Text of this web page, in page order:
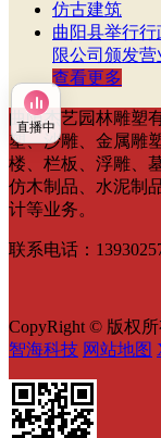
仿古建筑
曲阳县举行
限公司颁发营
查看更多
曲阳杰艺园林雕塑
塑、沙雕、金属雕
楼、栏板、浮雕、
仿木制品、水泥制
计等业务。
联系电话：
CopyRight © 版权所
智海科技 网站地图
直播中